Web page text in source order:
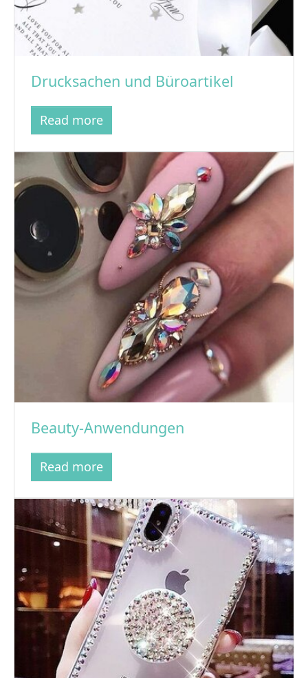
Drucksachen und Büroartikel
Read more
Beauty-Anwendungen
Read more